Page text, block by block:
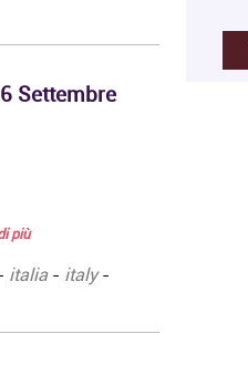
Settembre
più
italia- italy-